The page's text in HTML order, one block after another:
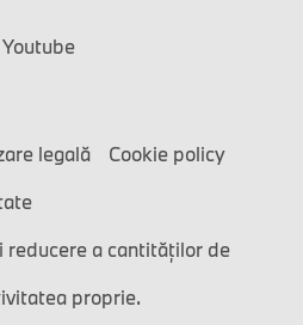
Youtube
legală
Cookie policy
reducere a cantităților de
proprie.